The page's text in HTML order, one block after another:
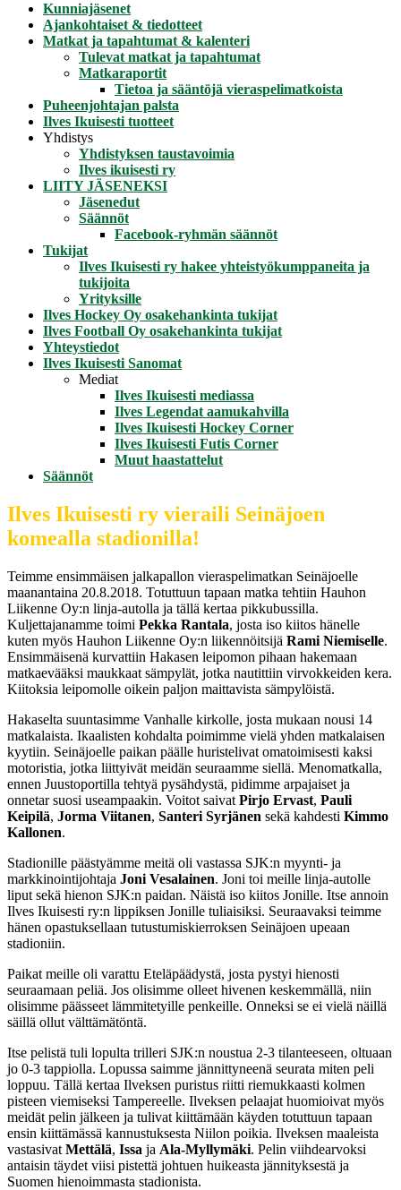
Kunniajäsenet
Ajankohtaiset & tiedotteet
Matkat ja tapahtumat & kalenteri
Tulevat matkat ja tapahtumat
Matkaraportit
Tietoa ja sääntöjä vieraspelimatkoista
Puheenjohtajan palsta
Ilves Ikuisesti tuotteet
Yhdistys
Yhdistyksen taustavoimia
Ilves ikuisesti ry
LIITY JÄSENEKSI
Jäsenedut
Säännöt
Facebook-ryhmän säännöt
Tukijat
Ilves Ikuisesti ry hakee yhteistyökumppaneita ja
tukijoita
Yrityksille
Ilves Hockey Oy osakehankinta tukijat
Ilves Football Oy osakehankinta tukijat
Yhteystiedot
Ilves Ikuisesti Sanomat
Mediat
Ilves Ikuisesti mediassa
Ilves Legendat aamukahvilla
Ilves Ikuisesti Hockey Corner
Ilves Ikuisesti Futis Corner
Muut haastattelut
Säännöt
Ilves Ikuisesti ry vieraili Seinäjoen
komealla stadionilla!
Teimme ensimmäisen jalkapallon vieraspelimatkan Seinäjoelle
maanantaina 20.8.2018. Totuttuun tapaan matka tehtiin Hauhon
Liikenne Oy:n linja-autolla ja tällä kertaa pikkubussilla.
Kuljettajanamme toimi Pekka Rantala, josta iso kiitos hänelle
kuten myös Hauhon Liikenne Oy:n liikennöitsijä Rami Niemiselle.
Ensimmäisenä kurvattiin Hakasen leipomon pihaan hakemaan
matkaevääksi maukkaat sämpylät, jotka nautittiin virvokkeiden kera.
Kiitoksia leipomolle oikein paljon maittavista sämpylöistä.
Hakaselta suuntasimme Vanhalle kirkolle, josta mukaan nousi 14
matkalaista. Ikaalisten kohdalta poimimme vielä yhden matkalaisen
kyytiin. Seinäjoelle paikan päälle huristelivat omatoimisesti kaksi
motoristia, jotka liittyivät meidän seuraamme siellä. Menomatkalla,
ennen Juustoportilla tehtyä pysähdystä, pidimme arpajaiset ja
onnetar suosi useampaakin. Voitot saivat Pirjo Ervast, Pauli
Keipilä, Jorma Viitanen, Santeri Syrjänen sekä kahdesti Kimmo
Kallonen.
Stadionille päästyämme meitä oli vastassa SJK:n myynti- ja
markkinointijohtaja Joni Vesalainen. Joni toi meille linja-autolle
liput sekä hienon SJK:n paidan. Näistä iso kiitos Jonille. Itse annoin
Ilves Ikuisesti ry:n lippiksen Jonille tuliaisiksi. Seuraavaksi teimme
hänen opastuksellaan tutustumiskierroksen Seinäjoen upeaan
stadioniin.
Paikat meille oli varattu Eteläpäädystä, josta pystyi hienosti
seuraamaan peliä. Jos olisimme olleet hivenen keskemmällä, niin
olisimme päässeet lämmitetyille penkeille. Onneksi se ei vielä näillä
säillä ollut välttämätöntä.
Itse pelistä tuli lopulta trilleri SJK:n noustua 2-3 tilanteeseen, oltuaan
jo 0-3 tappiolla. Lopussa saimme jännittyneenä seurata miten peli
loppuu. Tällä kertaa Ilveksen puristus riitti riemukkaasti kolmen
pisteen viemiseksi Tampereelle. Ilveksen pelaajat huomioivat myös
meidät pelin jälkeen ja tulivat kiittämään käyden totuttuun tapaan
ensin kiittämässä kannustuksesta Niilon poikia. Ilveksen maaleista
vastasivat Mettälä, Issa ja Ala-Myllymäki. Pelin viihdearvoksi
antaisin täydet viisi pistettä johtuen huikeasta jännityksestä ja
Suomen hienoimmasta stadionista.